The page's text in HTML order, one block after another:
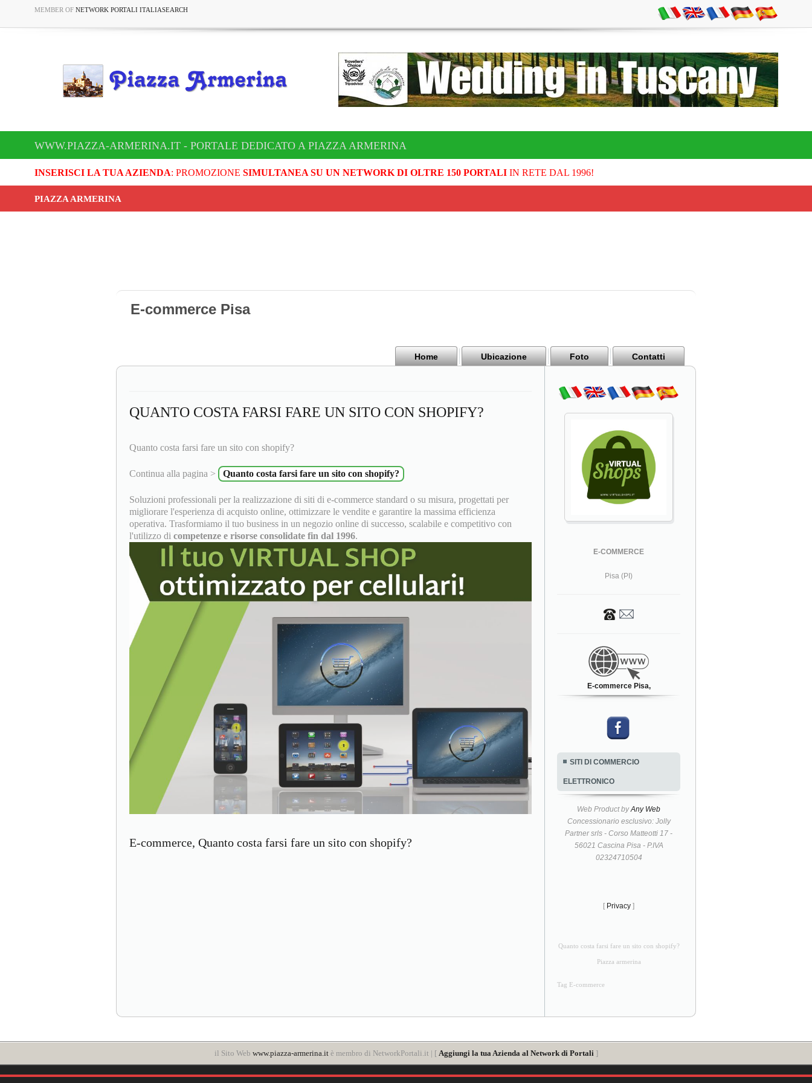
MEMBER OF NETWORK PORTALI ITALIASEARCH
WWW.PIAZZA-ARMERINA.IT - PORTALE DEDICATO A PIAZZA ARMERINA
INSERISCI LA TUA AZIENDA: PROMOZIONE SIMULTANEA SU UN NETWORK DI OLTRE 150 PORTALIIN RETE DAL 1996!
PIAZZA ARMERINA
E-commerce Pisa
Home Ubicazione Foto Contatti
QUANTO COSTA FARSI FARE UN SITO CON SHOPIFY?
Quanto costa farsi fare un sito con shopify?
Continua alla pagina > Quanto costa farsi fare un sito con shopify?
Soluzioni professionali per la realizzazione di siti di e-commerce standard o su misura, progettati per
migliorare l'esperienza di acquisto online, ottimizzare le vendite e garantire la massima efficienza
operativa. Trasformiamo il tuo business in un negozio online di successo, scalabile e competitivo con
l'utilizzo di competenze e risorse consolidate fin dal 1996.
E-commerce, Quanto costa farsi fare un sito con shopify?
E-COMMERCE
Pisa (PI)
E-commerce Pisa,
SITI DI COMMERCIO
ELETTRONICO
Web Product byAny Web
Concessionario esclusivo: Jolly
Partner srls - Corso Matteotti 17 -
56021 Cascina Pisa - P.IVA
02324710504
[ Privacy ]
Quanto costa farsi fare un sito con shopify?
Piazza armerina
Tag E-commerce
il Sito Web www.piazza-armerina.itè membro di NetworkPortali.it | [ Aggiungi la tua Azienda al Network di Portali ]